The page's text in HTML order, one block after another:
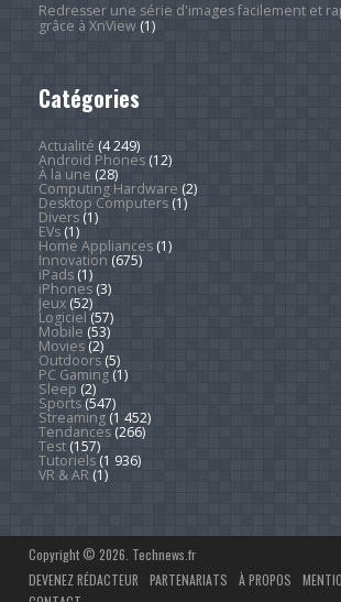
Redresser une série d'images facilement et
grâce à XnView(1)
Catégories
Actualité (4 249)
Android Phones(12)
À la une (28)
Computing Hardware (2)
Desktop Computers(1)
Divers(1)
EVs(1)
Home Appliances(1)
Innovation (675)
iPads(1)
iPhones(3)
Jeux(52)
Logiciel (57)
Mobile (53)
Movies(2)
Outdoors(5)
PC Gaming(1)
Sleep (2)
Sports(547)
Streaming(1 452)
Tendances(266)
Test(157)
Tutoriels(1 936)
VR & AR(1)
Copyright © 2026. Technews.fr
DEVENEZ RÉDACTEUR
PARTENARIATS À PROPOS